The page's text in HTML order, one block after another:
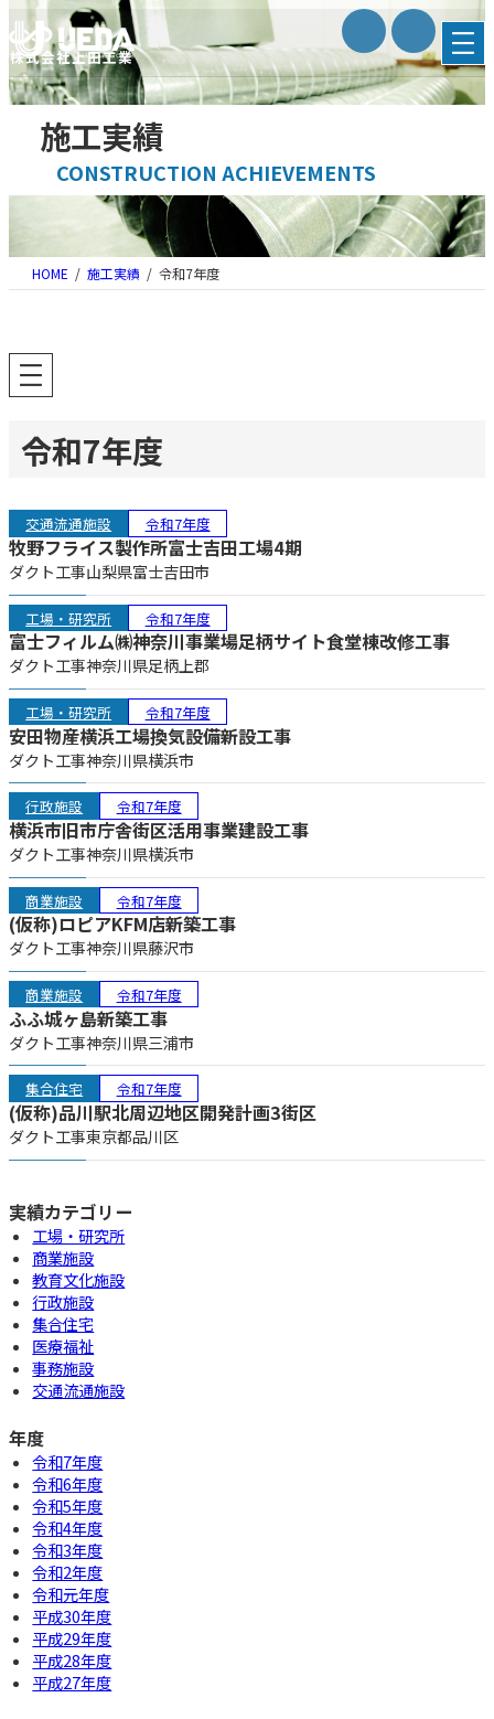
内
容
を
ス
キ
株式会社上田工業
施工実績
CONSTRUCTION ACHIEVEMENTS
HOME 施工実績 令和7年度
令和7年度
交通流通施設 令和7年度
牧野フライス製作所富士吉田工場4期
ダクト工事山梨県富士吉田市
工場・研究所 令和7年度
富士フィルム㈱神奈川事業場足柄サイト食堂棟改修工事
ダクト工事神奈川県足柄上郡
工場・研究所 令和7年度
安田物産横浜工場換気設備新設工事
ダクト工事神奈川県横浜市
行政施設 令和7年度
横浜市旧市庁舎街区活用事業建設工事
ダクト工事神奈川県横浜市
商業施設 令和7年度
(仮称)ロピアKFM店新築工事
ダクト工事神奈川県藤沢市
商業施設 令和7年度
ふふ城ヶ島新築工事
ダクト工事神奈川県三浦市
集合住宅 令和7年度
(仮称)品川駅北周辺地区開発計画3街区
ダクト工事東京都品川区
実績カテゴリー
工場・研究所
商業施設
教育文化施設
行政施設
集合住宅
医療福祉
事務施設
交通流通施設
年度
令和7年度
令和6年度
令和5年度
令和4年度
令和3年度
令和2年度
令和元年度
平成30年度
平成29年度
平成28年度
平成27年度